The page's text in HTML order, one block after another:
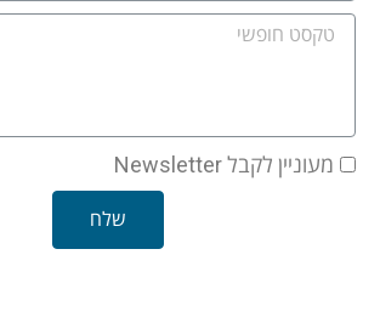
מעוניין לקבל Newsletter
שלח